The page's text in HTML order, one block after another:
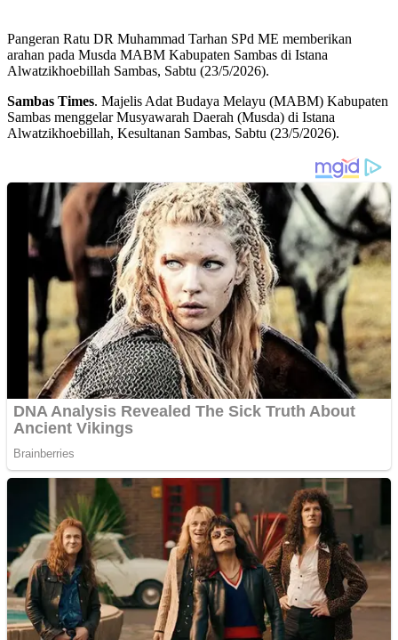
Pangeran Ratu DR Muhammad Tarhan SPd ME memberikan
arahan pada Musda MABM Kabupaten Sambas di Istana
Alwatzikhoebillah Sambas, Sabtu (23/5/2026).
Sambas Times. Majelis Adat Budaya Melayu (MABM) Kabupaten
Sambas menggelar Musyawarah Daerah (Musda) di Istana
Alwatzikhoebillah, Kesultanan Sambas, Sabtu (23/5/2026).